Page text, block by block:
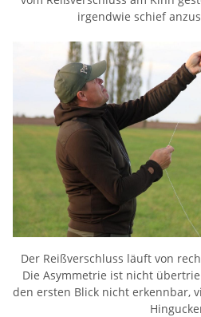
irgendwie schief
Der Reißverschluss läuft von
Die Asymmetrie ist nicht
den ersten Blick nicht erkennbar,